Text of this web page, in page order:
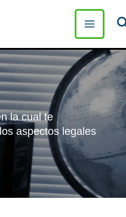
la cual te
aspectos legales